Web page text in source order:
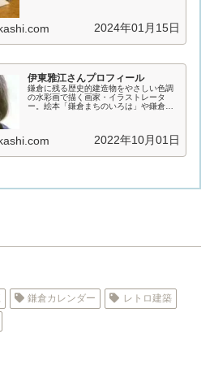
倉カレンダー...
2024年01月15日
伊東雅江さんプロフィール
鎌倉に残る歴史的建造物をやさしい色調
の水彩画で描く画家・イラストレータ
ー。絵本「鎌倉まちのいろは」や鎌倉の
2022年10月01日
鎌倉カレンダー
レトロ建築